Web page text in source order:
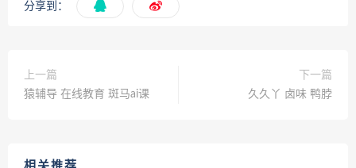
分享到：
上一篇
猿辅导 在线教育 斑马ai课
下一篇
久久丫 卤味 鸭脖